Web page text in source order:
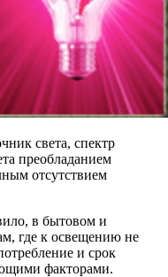
света, спектр
преобладанием
отсутствием
в бытовом и
где к освещению не
и срок
факторами.